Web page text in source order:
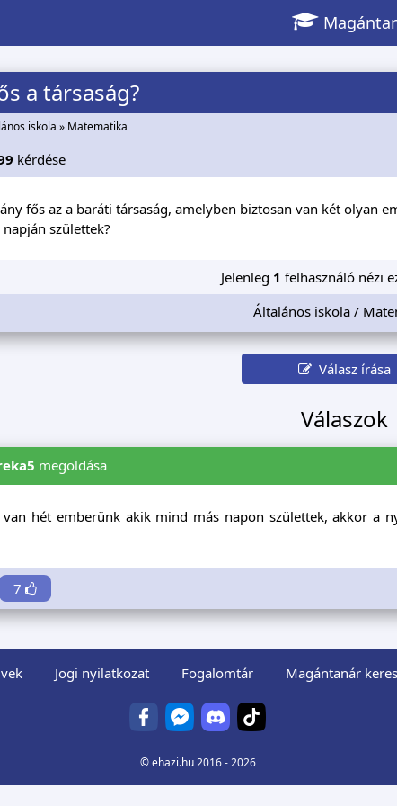
a társaság?
iskola » Matematika
kérdése
fős az a baráti társaság, amelyben biztosan van két olyan
születtek?
Jelenleg 1 felhasználó nézi
Általános iskola /
Válasz írása
Válaszok
megoldása
hét emberünk akik mind más napon születtek, akkor a
7
Jogi nyilatkozat Fogalomtár Magántanár
©ehazi.hu2016 - 2026